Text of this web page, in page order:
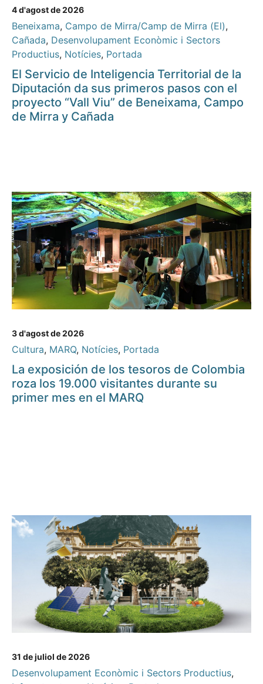
4 d'agost de 2026
Beneixama, Campo de Mirra/Camp de Mirra (El),
Cañada, Desenvolupament Econòmic i Sectors
Productius, Notícies, Portada
El Servicio de Inteligencia Territorial de la
Diputación da sus primeros pasos con el
proyecto “Vall Viu” de Beneixama, Campo
de Mirra y Cañada
3 d'agost de 2026
Cultura, MARQ, Notícies, Portada
La exposición de los tesoros de Colombia
roza los 19.000 visitantes durante su
primer mes en el MARQ
31 de juliol de 2026
Desenvolupament Econòmic i Sectors Productius,